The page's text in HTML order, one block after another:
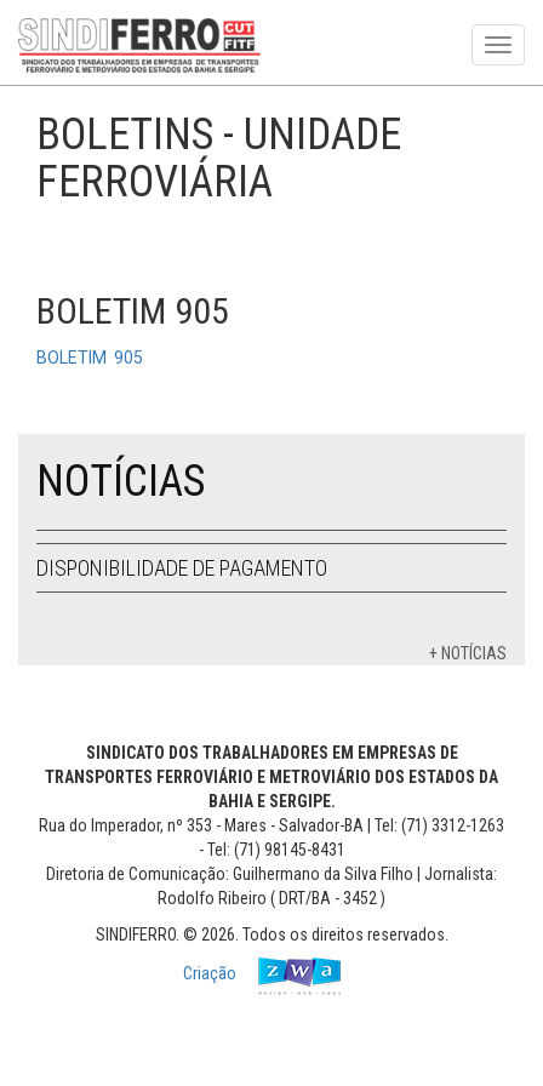
BOLETINS - UNIDADE
FERROVIÁRIA
BOLETIM 905
BOLETIM 905
NOTÍCIAS
DISPONIBILIDADE DE PAGAMENTO
+ NOTÍCIAS
SINDICATO DOS TRABALHADORES EM EMPRESAS DE
TRANSPORTES FERROVIÁRIO E METROVIÁRIO DOS ESTADOS DA
BAHIA E SERGIPE.
Rua do Imperador, nº 353 - Mares - Salvador-BA | Tel: (71) 3312-1263
- Tel: (71) 98145-8431
Diretoria de Comunicação: Guilhermano da Silva Filho | Jornalista:
Rodolfo Ribeiro ( DRT/BA - 3452 )
SINDIFERRO. © 2026. Todos os direitos reservados.
Criação